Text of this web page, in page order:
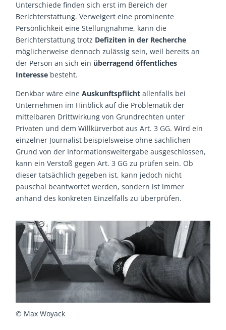
Unterschiede finden sich erst im Bereich der
Berichterstattung. Verweigert eine prominente
Persönlichkeit eine Stellungnahme, kann die
Berichterstattung trotz Defiziten in der Recherche
möglicherweise dennoch zulässig sein, weil bereits an
der Person an sich ein überragend öffentliches
Interesse besteht.
Denkbar wäre eineAuskunftspflicht allenfalls bei
Unternehmen im Hinblick auf die Problematik der
mittelbaren Drittwirkung von Grundrechten unter
Privaten und dem Willkürverbot aus Art. 3 GG. Wird ein
einzelner Journalist beispielsweise ohne sachlichen
Grund von der Informationsweitergabe ausgeschlossen,
kann ein Verstoß gegen Art. 3 GG zu prüfen sein. Ob
dieser tatsächlich gegeben ist, kann jedoch nicht
pauschal beantwortet werden, sondern ist immer
anhand des konkreten Einzelfalls zu überprüfen.
© Max Woyack